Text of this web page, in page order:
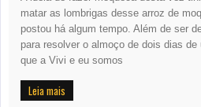
matar as lombrigas desse arroz de
postou há algum tempo. Além de ser
para resolver o almoço de dois dias
que a Vivi e eu somos
Leia mais